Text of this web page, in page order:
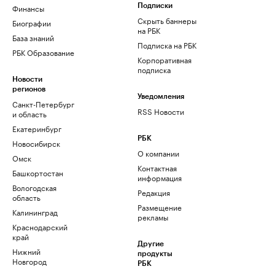
Финансы
Биографии
База знаний
РБК Образование
Новости
регионов
Санкт-Петербург
и область
Екатеринбург
Новосибирск
Омск
Башкортостан
Вологодская
область
Калининград
Краснодарский
край
Нижний
Новгород
Подписки
Скрыть баннеры
на РБК
Подписка на РБК
Корпоративная
подписка
Уведомления
RSS Новости
РБК
О компании
Контактная
информация
Редакция
Размещение
рекламы
Другие
продукты
РБК